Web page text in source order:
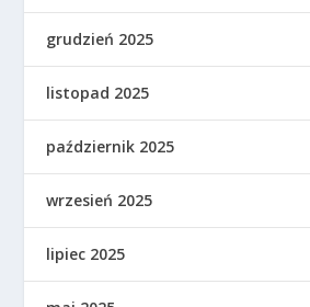
grudzień 2025
listopad 2025
październik 2025
wrzesień 2025
lipiec 2025